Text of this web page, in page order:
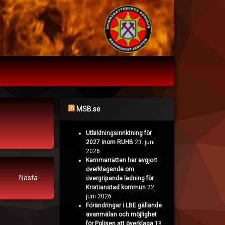
Nästa
MSB.se
Utbildningsinriktning för
2027 inom RUHB 23. juni
2026
Kammarrätten har avgjort
överklagande om
övergripande ledning för
Kristianstad kommun 22.
juni 2026
Förändringar i LBE gällande
avanmälan och möjlighet
för Polisen att överklaga 18.